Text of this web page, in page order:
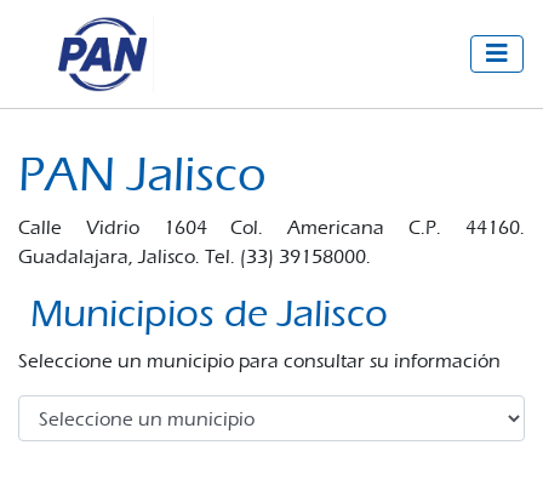
PAN Jalisco
Calle Vidrio 1604 Col. Americana C.P. 44160.
Guadalajara, Jalisco. Tel. (33) 39158000.
Municipios de Jalisco
Seleccione un municipio para consultar su información